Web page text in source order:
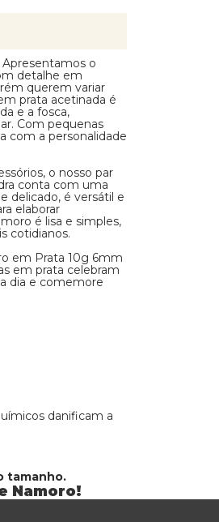
o
detalhe em
querem variar
prata acetinada é
e a fosca,
Com pequenas
com a personalidade
o nosso par
conta com uma
delicado, é versátil e
elaborar
é lisa e simples,
cotidianos.
em Prata 10g 6mm
em prata celebram
dia e comemore
danificam a
tamanho.
Namoro!